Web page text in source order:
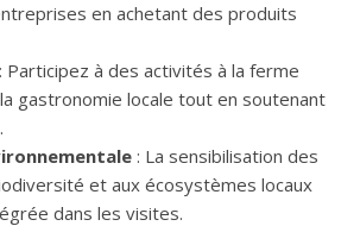
en achetant des produits
: Participez à des activités à la ferme
gastronomie locale tout en soutenant
: La sensibilisation des
et aux écosystèmes locaux
dans les visites.